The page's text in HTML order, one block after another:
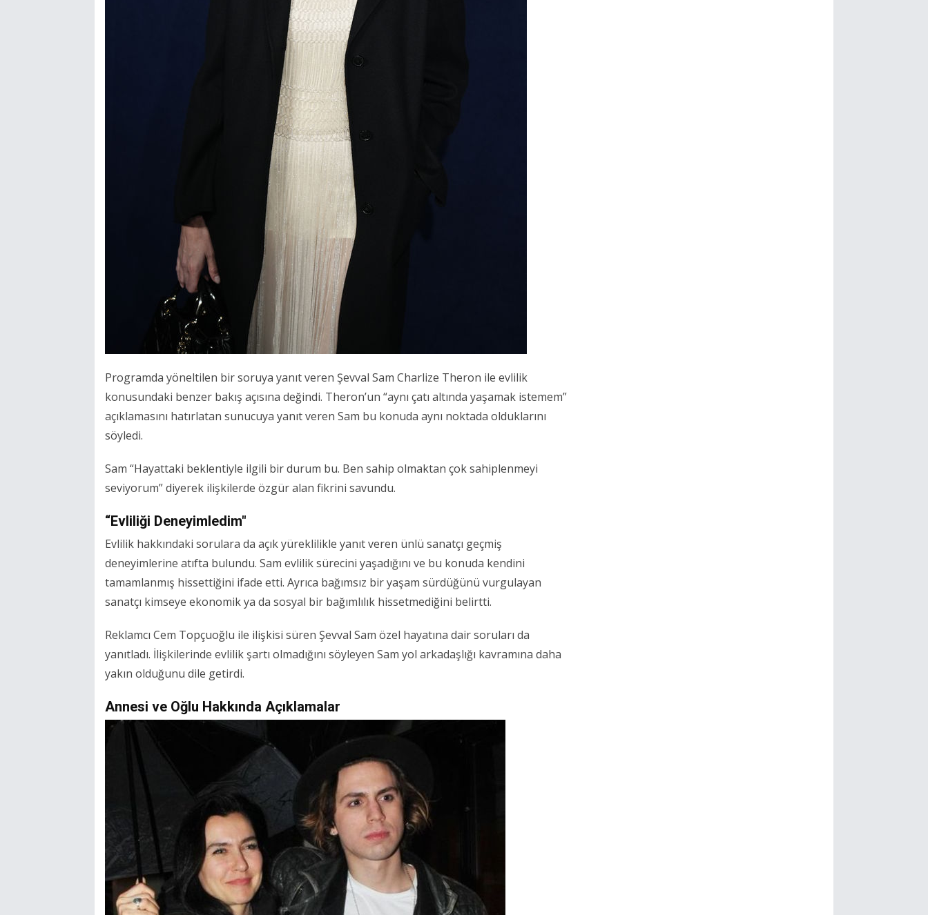
Programda yöneltilen bir soruya yanıt veren Şevval Sam Charlize Theron ile evlilik
konusundaki benzer bakış açısına değindi. Theron’un “aynı çatı altında yaşamak istemem”
açıklamasını hatırlatan sunucuya yanıt veren Sam bu konuda aynı noktada olduklarını
söyledi.
Sam “Hayattaki beklentiyle ilgili bir durum bu. Ben sahip olmaktan çok sahiplenmeyi
seviyorum” diyerek ilişkilerde özgür alan fikrini savundu.
“Evliliği Deneyimledim"
Evlilik hakkındaki sorulara da açık yüreklilikle yanıt veren ünlü sanatçı geçmiş
deneyimlerine atıfta bulundu. Sam evlilik sürecini yaşadığını ve bu konuda kendini
tamamlanmış hissettiğini ifade etti. Ayrıca bağımsız bir yaşam sürdüğünü vurgulayan
sanatçı kimseye ekonomik ya da sosyal bir bağımlılık hissetmediğini belirtti.
Reklamcı Cem Topçuoğlu ile ilişkisi süren Şevval Sam özel hayatına dair soruları da
yanıtladı. İlişkilerinde evlilik şartı olmadığını söyleyen Sam yol arkadaşlığı kavramına daha
yakın olduğunu dile getirdi.
Annesi ve Oğlu Hakkında Açıklamalar